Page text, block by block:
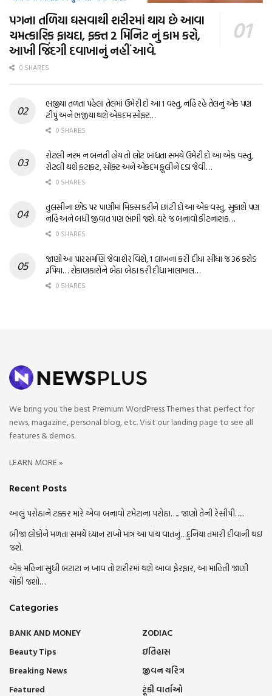
પગના તળિયા ઘસવાથી શરીરમાં થાય છે આવા
ચમત્કારિક ફાયદા, ફક્ત 2 મિનિટ નું કામ કરો,
આખી જિંદગી દવાખાનું નહીં આવે.
0 SHARES
ભજીયા તળતા પહેલા તેલમાં ઉમેરી દો આ 1 વસ્તુ, નહિ રહે તેલનું એક પણ
ટીપું અને ભજીયા થશે એકદમ સોફ્ટ…
0 SHARES
રોટલી નરમ ન બનતી હોય તો લોટ બાંધતા સમયે ઉમેરી દો આ એક વસ્તુ,
રોટલી થશે ફટાફટ, સોફ્ટ અને એકદમ ફૂલીને દડા જેવી…
0 SHARES
તુલસીના છોડ પર પાણીમાં મિક્સ કરીને છાંટી દો આ એક વસ્તુ, સુકાશે પણ
નહિ અને બધી જીવાત પણ ભાગી જશે. ઘરે જ બનાવો કીટનાશક…
0 SHARES
જાણો આ પારસમણિ જેવા શેર વિશે, 1 લાખના કરી દીધા સીધા જ 36 કરોડ
રૂપિયા… રોકાણકારોને બેઠા બેઠા કરી દીધા માલામાલ…
0 SHARES
We bring you the best Premium WordPress Themes that perfect for
news, magazine, personal blog, etc. Visit our landing page to see all
features & demos.
LEARN MORE »
Recent Posts
આલું પરોઠાને ટક્કર મારે એવા બનાવો ટમેટાના પરોઠા….. જાણો તેની રેસીપી…..
બીજા લોકોને મળતા સમયે ધ્યાન રાખો માત્ર આ પાંચ વાતનું…દુનિયા તમારી દીવાની થઇ
જશે.
એક મહિના સુધી બટાટા ન ખાવ તો શરીરમાં થશે આવા ફેરફાર, આ માહિતી જાણી
ચોંકી જશો…
Categories
BANK AND MONEY
Beauty Tips
Breaking News
Featured
ZODIAC
ઇતિહાસ
જીવન ચરિત્ર
ટૂંકી વાર્તાઓ